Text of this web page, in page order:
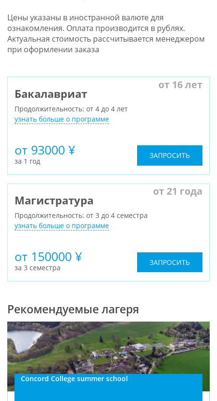
Цены указаны в иностранной валюте для
ознакомления. Оплата производится в рублях.
Актуальная стоимость рассчитывается менеджером
при оформлении заказа
Бакалавриат
от 16 лет
Продолжительность: от 4 до 4 лет
узнать больше о программе
от 93000 ¥
за 1 год
ЗАПРОСИТЬ
Магистратура
от 21 года
Продолжительность: от 3 до 4 семестра
узнать больше о программе
от 150000 ¥
за 3 семестра
ЗАПРОСИТЬ
Рекомендуемые лагеря
Concord College summer school